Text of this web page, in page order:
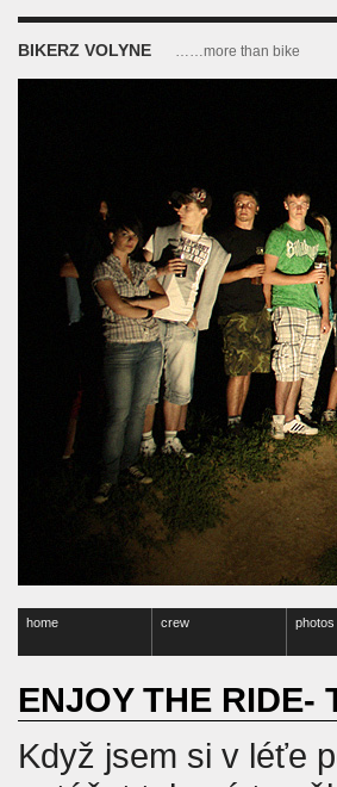
BIKERZ VOLYNE ……more than bike
home crew photos
ENJOY THE RIDE-
Když jsem si v léťe